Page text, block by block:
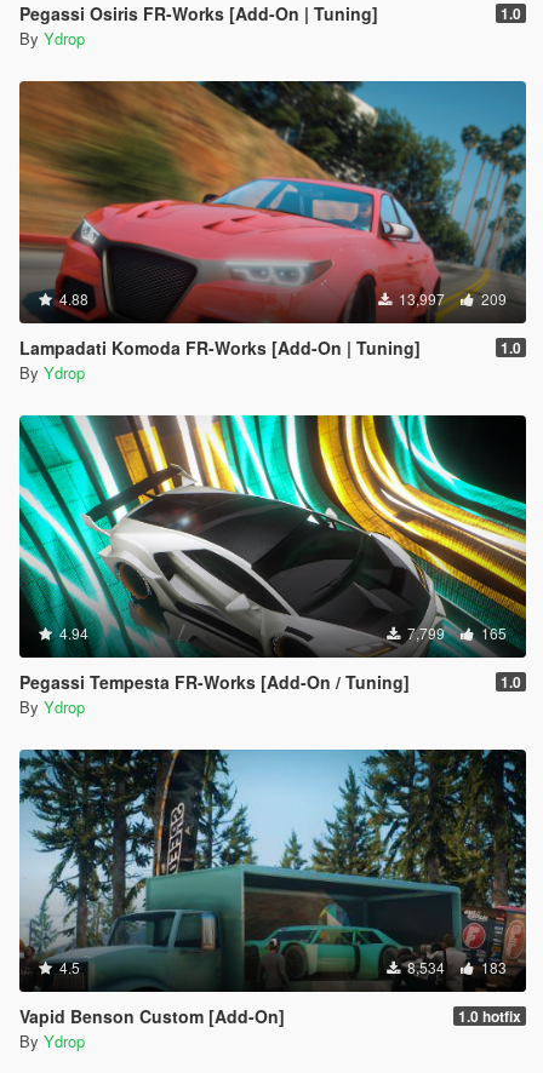
Pegassi Osiris FR-Works [Add-On | Tuning] 1.0
By Ydrop
4.88 13,997 209
Lampadati Komoda FR-Works [Add-On | Tuning] 1.0
By Ydrop
4.94 7,799 165
Pegassi Tempesta FR-Works [Add-On / Tuning] 1.0
By Ydrop
4.5 8,534 183
Vapid Benson Custom [Add-On] 1.0 hotfix
By Ydrop